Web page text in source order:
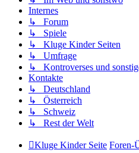
Internes
↳ Forum
↳ Spiele
↳ Kluge Kinder Seiten
↳ Umfrage
↳ Kontroverses und
Kontakte
↳ Deutschland
↳ Österreich
↳ Schweiz
↳ Rest der Welt
Kluge Kinder Seite Foren-